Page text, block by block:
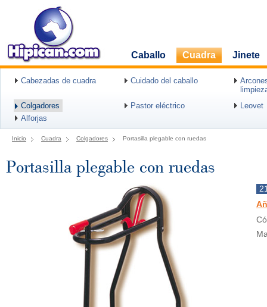
Caballo Cuadra Jinete
Cabezadas de cuadra Cuidado del caballo
Colgadores
Pastor eléctrico
Leovet
Alforjas
Inicio Cuadra Colgadores Portasilla plegable con ruedas
Portasilla plegable con ruedas